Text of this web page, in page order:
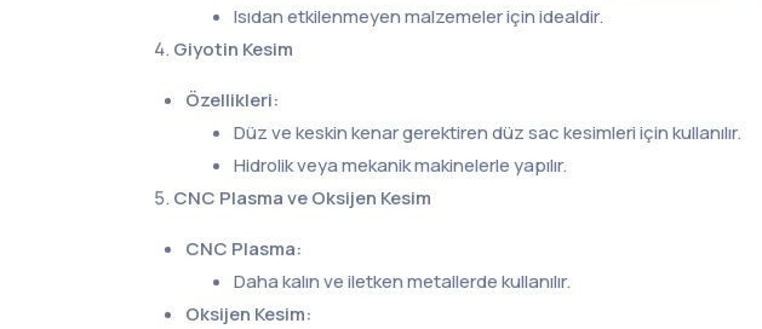
Isıdan etkilenmeyen malzemeler için idealdir.
Giyotin Kesim
Özellikleri:
Düz ve keskin kenar gerektiren düz sac kesimleri için kullanılır.
Hidrolik veya mekanik makinelerle yapılır.
CNC Plasma ve Oksijen Kesim
CNC Plasma:
Daha kalın ve iletken metallerde kullanılır.
Oksijen Kesim: